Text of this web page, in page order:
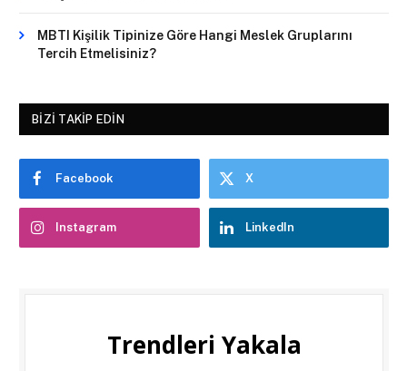
MBTI Kişilik Tipinize Göre Hangi Meslek Gruplarını
Tercih Etmelisiniz?
BIZI TAKIP EDIN
Facebook X
Instagram LinkedIn
Trendleri Yakala